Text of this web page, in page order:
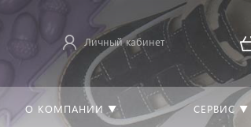
Личный кабинет
О КОМПАНИИ ▼ СЕРВИС ▼